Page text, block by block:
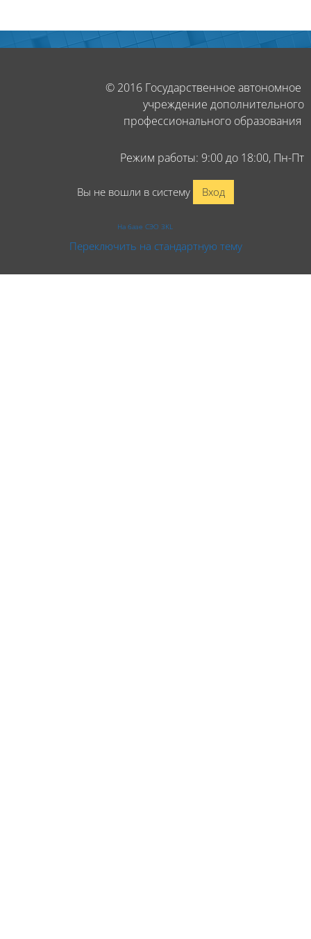
Блоки
© 2016 Государственное автономное
учреждение дополнительного
профессионального образования
Режим работы: 9:00 до 18:00, Пн-Пт
Вы не вошли в систему Вход
На базе СЭО 3KL
Переключить на стандартную тему